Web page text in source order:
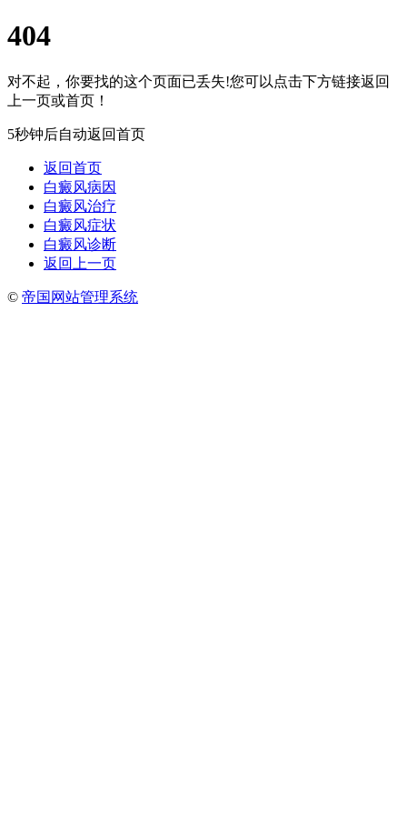
404
对不起，你要找的这个页面已丢失!您可以点击下方链接返回
上一页或首页！
5秒钟后自动返回首页
返回首页
白癜风病因
白癜风治疗
白癜风症状
白癜风诊断
返回上一页
© 帝国网站管理系统